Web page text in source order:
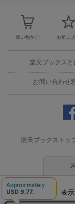
23．魔法の言葉 「シ
24．ひかり464号出
25．チェックアウト
26．犯人は誰だ！
28．お客さまの勇気
29．軽犯罪法第一条
30．とげ抜き地蔵の
31．ロビーで怒声を
買い物かご お気に
楽天ブックスと
お問い合わせ
楽天ブックストッ
表示